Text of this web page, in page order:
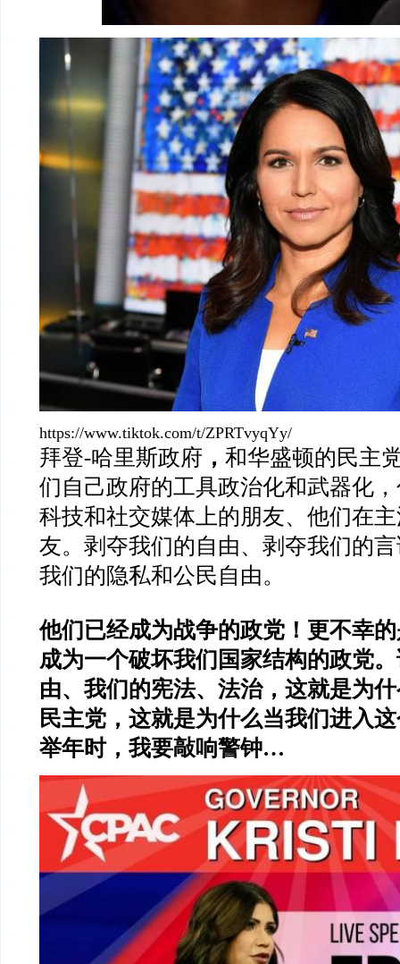
https://www.tiktok.com/t/ZPRTvyqYy/
拜登-哈里斯政府 ， 和华盛顿的民主
们自己政府的工具政治化和武器化
科技和社交媒体上的朋友、他们在
友。剥夺我们的自由、剥夺我们的
我们的隐私和公民自由。
他们已经成为战争的政党！更不幸
成为一个破坏我们国家结构的政党
由、我们的宪法、法治，这就是为
民主党，这就是为什么当我们进入
举年时，我要敲响警钟…